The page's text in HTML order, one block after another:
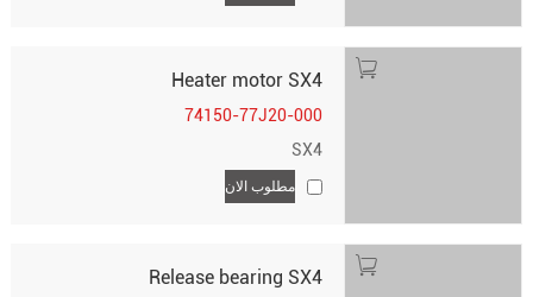
Heater motor SX4
74150-77J20-000
SX4
مطلوب الان
Release bearing SX4